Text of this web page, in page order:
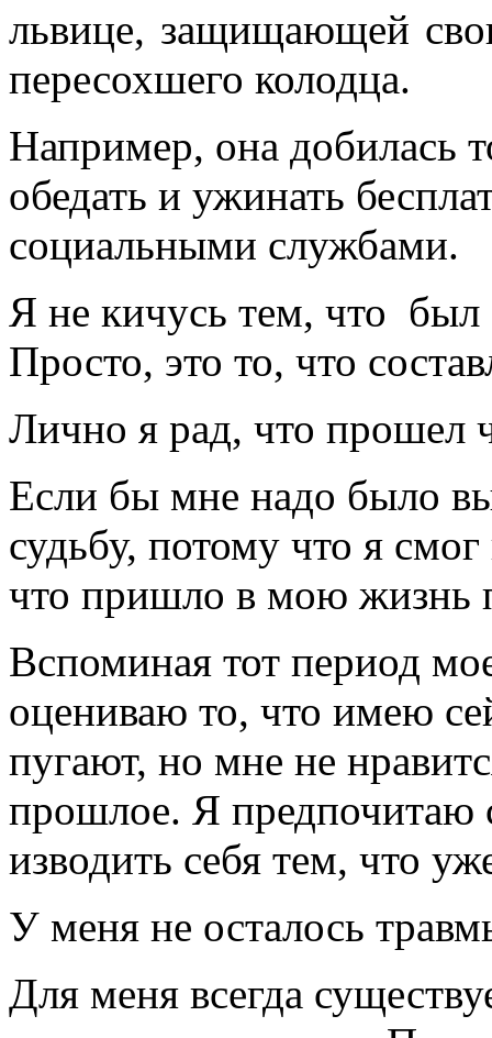
львице, защищающей
пересохшего колодца.
Например, она добилась
обедать и ужинать
социальными службами.
Я не кичусь тем, что был
Просто, это то, что
Лично я рад, что прошел
Если бы мне надо было
судьбу, потому что я
что пришло в мою жизнь
Вспоминая тот период
оцениваю то, что имею
пугают, но мне не
прошлое. Я предпочитаю
изводить себя тем, что
У меня не осталось
Для меня всегда